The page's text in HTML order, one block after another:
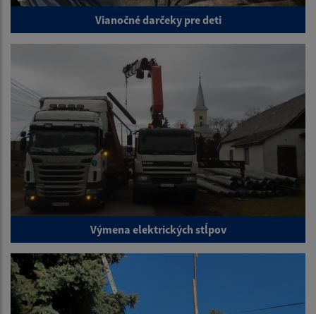
Vianočné darčeky pre deti
Výmena elektrických stĺpov